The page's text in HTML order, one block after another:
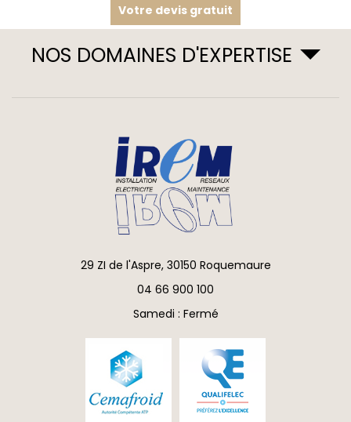
Votre devis gratuit
NOS DOMAINES D'EXPERTISE
29 ZI de l'Aspre, 30150 Roquemaure
04 66 900 100
Samedi : Fermé